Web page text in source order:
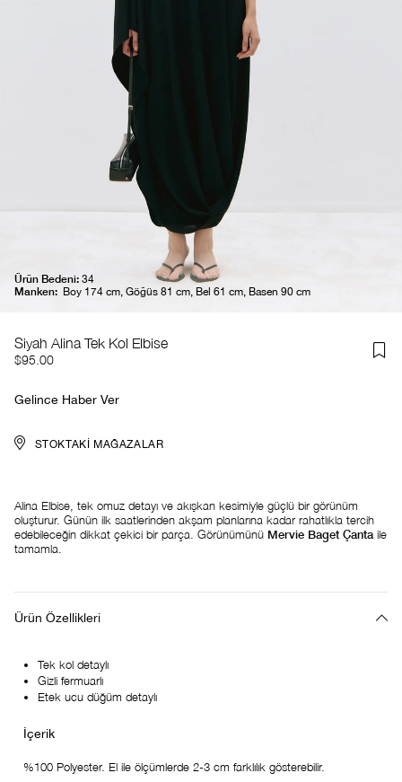
Ürün Bedeni: 34
Manken: Boy 174 cm, Göğüs 81 cm, Bel 61 cm, Basen 90 cm
Siyah Alina Tek Kol Elbise
$95.00
Gelince Haber Ver
STOKTAKI MAĞAZALAR
Alina Elbise, tek omuz detayı ve akışkan kesimiyle güçlü bir görünüm
oluşturur. Günün ilk saatlerinden akşam planlarına kadar rahatlıkla tercih
edebileceğin dikkat çekici bir parça. Görünümünü Mervie Baget Çanta ile
tamamla.
Ürün Özellikleri
Tek kol detaylı
Gizli fermuarlı
Etek ucu düğüm detaylı
%100 Polyester. El ile ölçümlerde 2-3 cm farklılık gösterebilir.